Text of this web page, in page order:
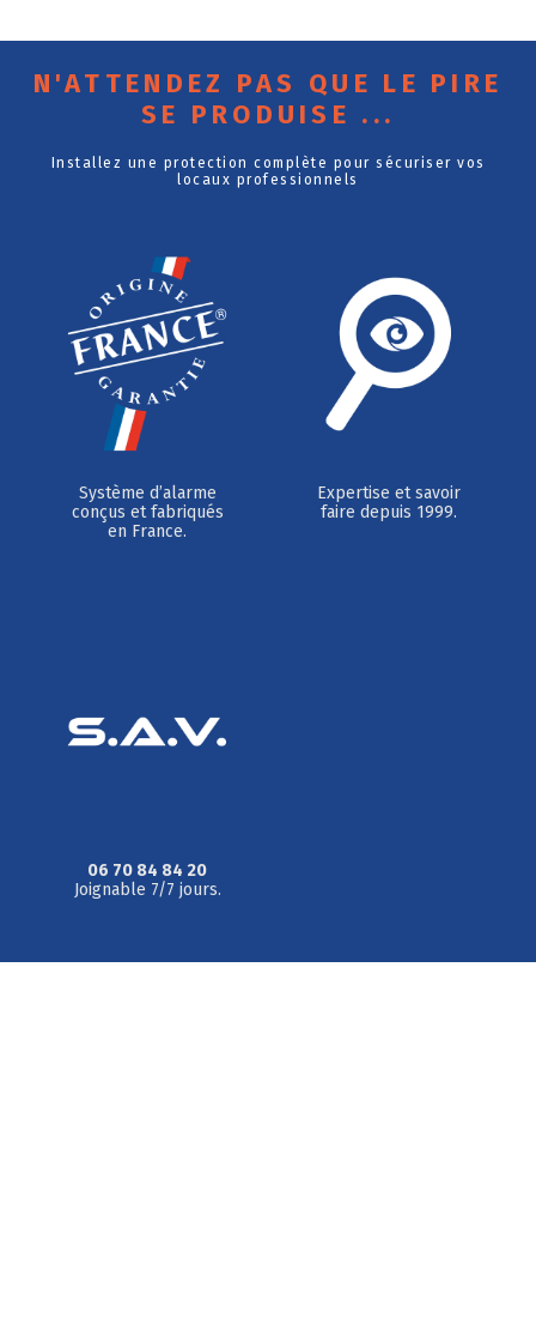
N'ATTENDEZ PAS QUE LE PIRE
SE PRODUISE ...
Installez une protection complète pour sécuriser vos
locaux professionnels
Système d’alarme
conçus et fabriqués
en France.
Expertise et savoir
faire depuis 1999.
06 70 84 84 20
Joignable 7/7 jours.